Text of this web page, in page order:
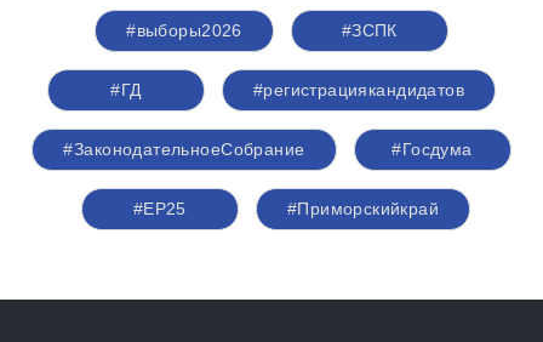
#выборы2026 #ЗСПК
#ГД #регистрациякандидатов
#ЗаконодательноеСобрание #Госдума
#ЕР25 #Приморскийкрай